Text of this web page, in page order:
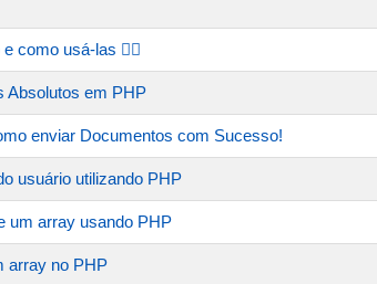
como usá-las 🧙‍♂️
Absolutos em PHP
enviar Documentos com Sucesso!
usuário utilizando PHP
um array usando PHP
array no PHP